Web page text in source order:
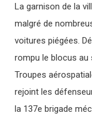
La garnison de la
malgré de
voitures piégées.
rompu le blocus au
Troupes
rejoint les
la 137e brigade